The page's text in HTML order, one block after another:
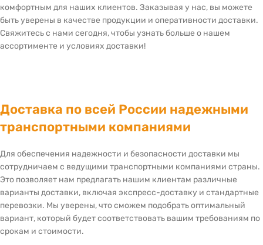
комфортным для наших клиентов. Заказывая у нас, вы можете
быть уверены в качестве продукции и оперативности доставки.
Свяжитесь с нами сегодня, чтобы узнать больше о нашем
ассортименте и условиях доставки!
Доставка по всей России надежными
транспортными компаниями
Для обеспечения надежности и безопасности доставки мы
сотрудничаем с ведущими транспортными компаниями страны.
Это позволяет нам предлагать нашим клиентам различные
варианты доставки, включая экспресс-доставку и стандартные
перевозки. Мы уверены, что сможем подобрать оптимальный
вариант, который будет соответствовать вашим требованиям по
срокам и стоимости.